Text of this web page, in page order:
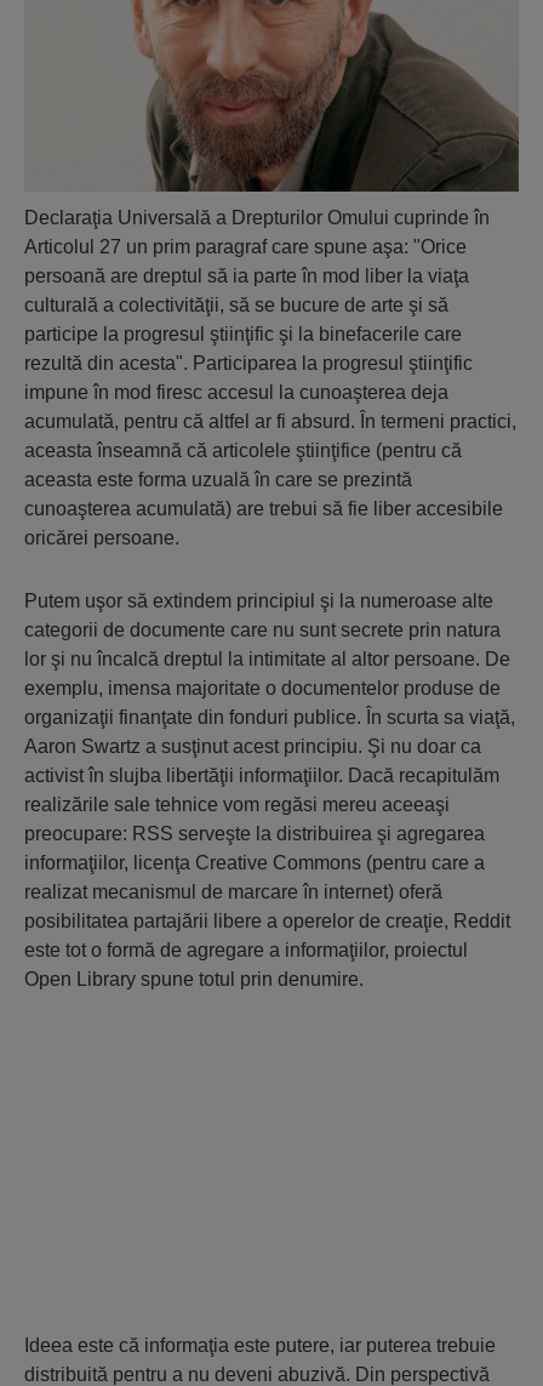
Declaraţia Universală a Drepturilor Omului cuprinde în
Articolul 27 un prim paragraf care spune aşa: "Orice
persoană are dreptul să ia parte în mod liber la viaţa
culturală a colectivităţii, să se bucure de arte şi să
participe la progresul ştiinţific şi la binefacerile care
rezultă din acesta". Participarea la progresul ştiinţific
impune în mod firesc accesul la cunoaşterea deja
acumulată, pentru că altfel ar fi absurd. În termeni practici,
aceasta înseamnă că articolele ştiinţifice (pentru că
aceasta este forma uzuală în care se prezintă
cunoaşterea acumulată) are trebui să fie liber accesibile
oricărei persoane.
Putem uşor să extindem principiul şi la numeroase alte
categorii de documente care nu sunt secrete prin natura
lor şi nu încalcă dreptul la intimitate al altor persoane. De
exemplu, imensa majoritate o documentelor produse de
organizaţii finanţate din fonduri publice. În scurta sa viaţă,
Aaron Swartz a susţinut acest principiu. Şi nu doar ca
activist în slujba libertăţii informaţiilor. Dacă recapitulăm
realizările sale tehnice vom regăsi mereu aceeaşi
preocupare: RSS serveşte la distribuirea şi agregarea
informaţiilor, licenţa Creative Commons (pentru care a
realizat mecanismul de marcare în internet) oferă
posibilitatea partajării libere a operelor de creaţie, Reddit
este tot o formă de agregare a informaţiilor, proiectul
Open Library spune totul prin denumire.
Ideea este că informaţia este putere, iar puterea trebuie
distribuită pentru a nu deveni abuzivă. Din perspectivă